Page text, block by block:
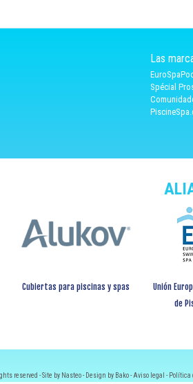
Las
Spécial
Cubiertas para piscinas y spas
Unión
de
reserved - Site by Nasteo - Design by Bako -Aviso legal - Política